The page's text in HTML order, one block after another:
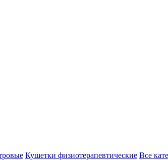
Кушетки физиотерапевтические Все